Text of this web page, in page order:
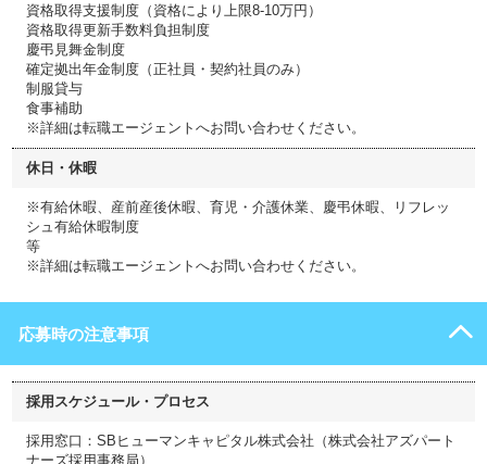
資格取得支援制度（資格により上限8-10万円）
資格取得更新手数料負担制度
慶弔見舞金制度
確定拠出年金制度（正社員・契約社員のみ）
制服貸与
食事補助
※詳細は転職エージェントへお問い合わせください。
休日・休暇
※有給休暇、産前産後休暇、育児・介護休業、慶弔休暇、リフレッ
シュ有給休暇制度
等
※詳細は転職エージェントへお問い合わせください。
応募時の注意事項
採用スケジュール・プロセス
採用窓口：SBヒューマンキャピタル株式会社（株式会社アズパート
ナーズ採用事務局）